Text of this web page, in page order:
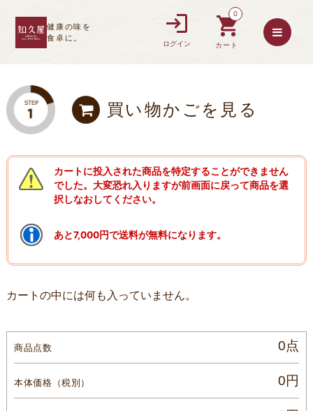
健康の味を
食卓に。
ログイン
0
カート
買い物かごを見る
カートに投入された商品を特定することができません
でした。大変恐れ入りますが前画面に戻って商品を選
択しなおしてください。
あと7,000円で送料が無料になります。
カートの中には何も入っていません。
商品点数 0点
本体価格 （税別） 0円